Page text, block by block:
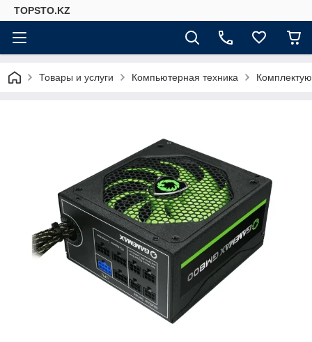
TOPSTO.KZ
Товары и услуги Компьютерная техника